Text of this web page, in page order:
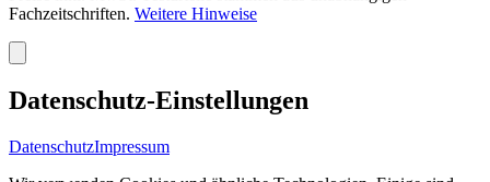
Fachzeitschriften. Weitere Hinweise
Datenschutz-Einstellungen
DatenschutzImpressum